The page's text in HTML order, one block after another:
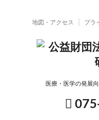
地図・アクセス プラ
医療・医学の発展